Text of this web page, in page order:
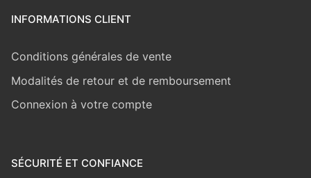
INFORMATIONS CLIENT
Conditions générales de vente
Modalités de retour et de remboursement
Connexion à votre compte
SÉCURITÉ ET CONFIANCE